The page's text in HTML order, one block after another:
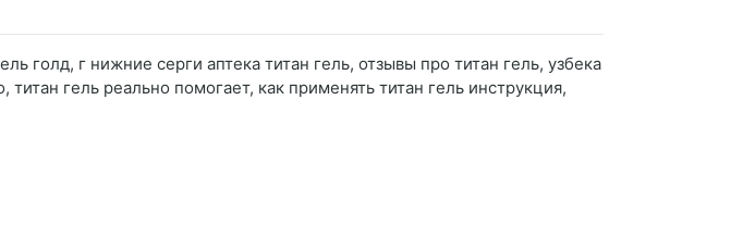
голд, г нижние серги аптека титан гель, отзывы про титан гель, узбека
гель реально помогает, как применять титан гель инструкция,